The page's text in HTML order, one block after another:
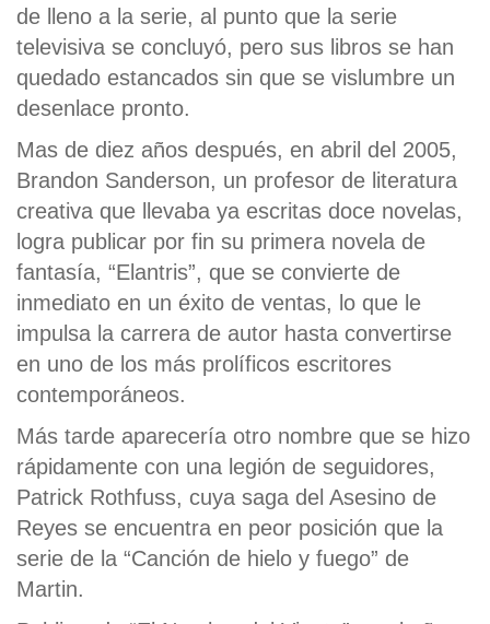
de lleno a la serie, al punto que la serie
televisiva se concluyó, pero sus libros se han
quedado estancados sin que se vislumbre un
desenlace pronto.
Mas de diez años después, en abril del 2005,
Brandon Sanderson, un profesor de literatura
creativa que llevaba ya escritas doce novelas,
logra publicar por fin su primera novela de
fantasía, “Elantris”, que se convierte de
inmediato en un éxito de ventas, lo que le
impulsa la carrera de autor hasta convertirse
en uno de los más prolíficos escritores
contemporáneos.
Más tarde aparecería otro nombre que se hizo
rápidamente con una legión de seguidores,
Patrick Rothfuss, cuya saga del Asesino de
Reyes se encuentra en peor posición que la
serie de la “Canción de hielo y fuego” de
Martin.